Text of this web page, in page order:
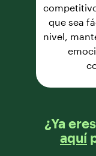
que sea
nivel,
¿Ya
aquí